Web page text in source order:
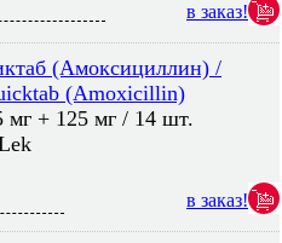
в заказ!
(Амоксициллин) /
(Amoxicillin)
мг + 125 мг / 14 шт.
в заказ!